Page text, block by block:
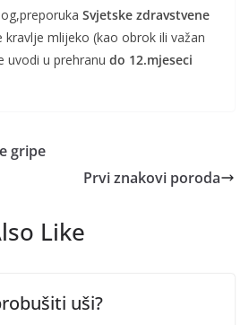
Svjetske zdravstvene
kravlje mlijeko (kao obrok ili važan
uvodi u prehranu do 12.mjeseci
gripe
Prvi znakovi poroda
Like
uši?